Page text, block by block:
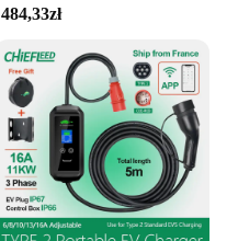
484,33zł